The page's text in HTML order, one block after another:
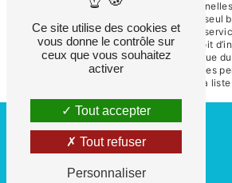
** Les données
sous-traitants dans le seul
Vitry-en-Perthois
tout moment et du droit
postale à l'adresse 32 Rue
conservons vos données
inscrire sur la
Ce site utilise des cookies et
vous donne le contrôle sur
ceux que vous souhaitez
activer
Tout accepter
Tout refuser
Personnaliser